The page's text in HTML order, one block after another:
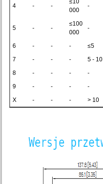
4 - -
≤10
000
-
5 - -
≤100
000
-
6 - - - ≤5
7
- - - 5 - 10
8
- - - -
9
- - - -
X
- - - > 10